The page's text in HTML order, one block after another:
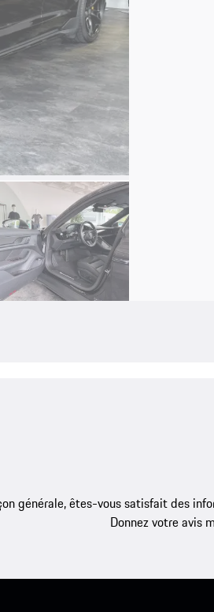
générale, êtes-vous satisfait des
Donnez votre avis